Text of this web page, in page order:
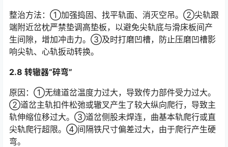
整治方法：①加强捣固、找平轨面、消灭空吊。②尖轨跟
端附近岔枕严禁垫调高垫板，以避免尖轨底与滑床板间产
生间隙，增加冲击力。③及时打磨凹槽，防止压磨凹槽影
响尖轨、心轨扳动转换。󠅅󠅃󠄵󠅂󠄪󠇖󠆨󠆨󠇕󠆞󠆒󠅬󠇘󠆭󠆘󠇙󠆝󠅵󠇗󠆭󠆁󠄐󠇗󠅹󠅸󠇖󠆍󠅳󠇖󠅹󠅰󠇖󠆌󠅹
2.8 转辙器“碎弯”
原因：①无缝道岔温度力过大，导致传力部件受力过大。
②道岔主轨扣件松弛或辙叉产生了较大纵向爬行，导致主
轨伸缩位移过大。③道岔侧股未焊连，曲基本轨爬行或直
尖轨爬行超限。④间隔铁尺寸偏差过大，由于爬行产生硬
弯。󠅅󠅃󠄵󠅂󠄪󠇖󠆨󠆨󠇕󠆞󠆒󠅬󠇘󠆭󠆘󠇙󠆝󠅵󠇗󠆭󠆁󠄐󠇗󠅹󠅸󠇖󠆍󠅳󠇖󠅹󠅰󠇖󠆌󠅹